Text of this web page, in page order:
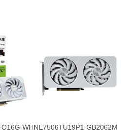
WHNE7506TU19P1-GB2062M